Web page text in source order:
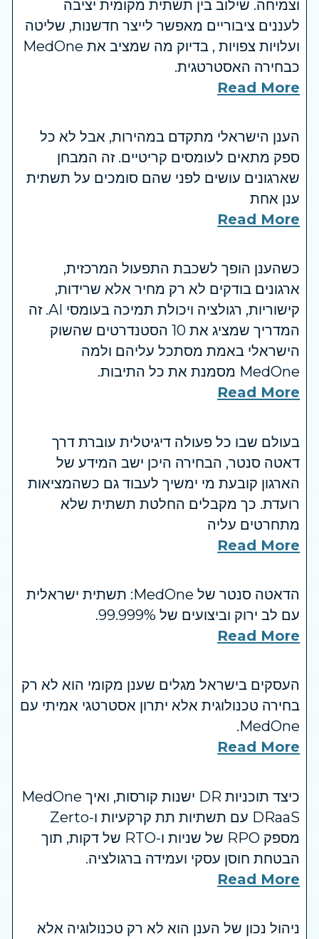
וצמיחה. שילוב בין תשתית מקומית יציבה
לעננים ציבוריים מאפשר לייצר חדשנות, שליטה
ועלויות צפויות , בדיוק מה שמציב את MedOne
כבחירה האסטרטגית.
Read More
הענן הישראלי מתקדם במהירות, אבל לא כל
ספק מתאים לעומסים קריטיים. זה המבחן
שארגונים עושים לפני שהם סומכים על תשתית
ענן אחת
Read More
כשהענן הופך לשכבת התפעול המרכזית,
ארגונים בודקים לא רק מחיר אלא שרידות,
קישוריות, רגולציה ויכולת תמיכה בעומסי AI. זה
המדריך שמציג את 10 הסטנדרטים שהשוק
הישראלי באמת מסתכל עליהם ולמה
MedOne מסמנת את כל התיבות.
Read More
בעולם שבו כל פעולה דיגיטלית עוברת דרך
דאטה סנטר, הבחירה היכן ישב המידע של
הארגון קובעת מי ימשיך לעבוד גם כשהמציאות
רועדת. כך מקבלים החלטת תשתית שלא
מתחרטים עליה
Read More
הדאטה סנטר של MedOne: תשתית ישראלית
עם לב ירוק וביצועים של 99.999%.
Read More
העסקים בישראל מגלים שענן מקומי הוא לא רק
בחירה טכנולוגית אלא יתרון אסטרטגי אמיתי עם
MedOne.
Read More
כיצד תוכניות DR ישנות קורסות, ואיך MedOne
DRaaS עם תשתיות תת קרקעיות ו-Zerto
מספק RPO של שניות ו-RTO של דקות, תוך
הבטחת חוסן עסקי ועמידה ברגולציה.
Read More
ניהול נכון של הענן הוא לא רק טכנולוגיה אלא